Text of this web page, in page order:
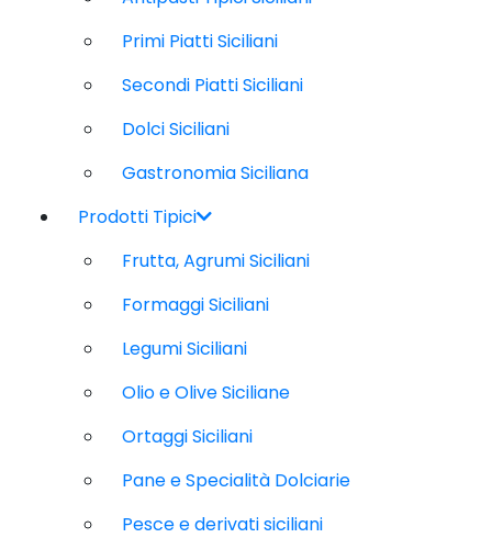
Primi Piatti Siciliani
Secondi Piatti Siciliani
Dolci Siciliani
Gastronomia Siciliana
Prodotti Tipici
Frutta, Agrumi Siciliani
Formaggi Siciliani
Legumi Siciliani
Olio e Olive Siciliane
Ortaggi Siciliani
Pane e Specialità Dolciarie
Pesce e derivati siciliani